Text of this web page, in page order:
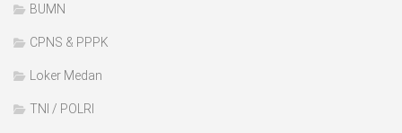
BUMN
CPNS & PPPK
Loker Medan
TNI / POLRI